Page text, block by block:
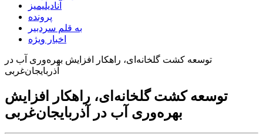
آنادیلیمیز
پرونده
به قلم سردبیر
اخبار ویژه
توسعه کشت گلخانه‌ای، راهکار افزایش بهره‌وری آب در
آذربایجان‌غربی
توسعه کشت گلخانه‌ای، راهکار افزایش
بهره‌وری آب در آذربایجان‌غربی